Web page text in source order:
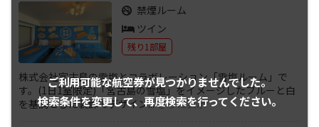
ご利用可能な航空券が見つかりませんでした。
検索条件を変更して、再度検索を行ってください。
禁煙ルーム
ツイン
残り1部屋
株式会社宮古島の雪塩とコラボレーション「雪塩ルーム」で
す。(1日1室限定)「宮古島の雪塩」をイメージしたブルーと白
を基調とした装飾でデザイン...さらに表示